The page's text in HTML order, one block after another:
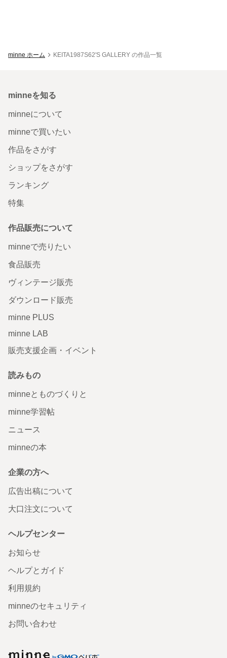
minne ホーム KEITA1987S62'S GALLERY の作品一覧
minneを知る
minneについて
minneで買いたい
作品をさがす
ショップをさがす
ランキング
特集
作品販売について
minneで売りたい
食品販売
ヴィンテージ販売
ダウンロード販売
minne PLUS
minne LAB
販売支援企画・イベント
読みもの
minneとものづくりと
minne学習帖
ニュース
minneの本
企業の方へ
広告出稿について
大口注文について
ヘルプセンター
お知らせ
ヘルプとガイド
利用規約
minneのセキュリティ
お問い合わせ